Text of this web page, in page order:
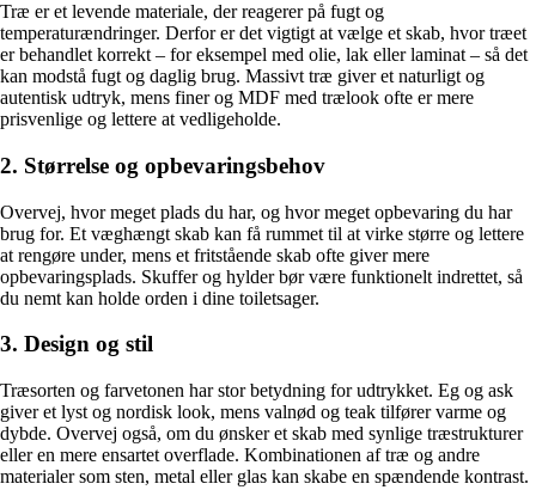
Træ er et levende materiale, der reagerer på fugt og
temperaturændringer. Derfor er det vigtigt at vælge et skab, hvor træet
er behandlet korrekt – for eksempel med olie, lak eller laminat – så det
kan modstå fugt og daglig brug. Massivt træ giver et naturligt og
autentisk udtryk, mens finer og MDF med trælook ofte er mere
prisvenlige og lettere at vedligeholde.
2. Størrelse og opbevaringsbehov
Overvej, hvor meget plads du har, og hvor meget opbevaring du har
brug for. Et væghængt skab kan få rummet til at virke større og lettere
at rengøre under, mens et fritstående skab ofte giver mere
opbevaringsplads. Skuffer og hylder bør være funktionelt indrettet, så
du nemt kan holde orden i dine toiletsager.
3. Design og stil
Træsorten og farvetonen har stor betydning for udtrykket. Eg og ask
giver et lyst og nordisk look, mens valnød og teak tilfører varme og
dybde. Overvej også, om du ønsker et skab med synlige træstrukturer
eller en mere ensartet overflade. Kombinationen af træ og andre
materialer som sten, metal eller glas kan skabe en spændende kontrast.